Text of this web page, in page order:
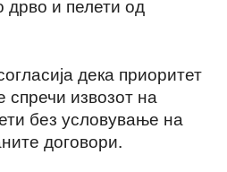
дека приоритет
извозот на
без условување на
договори.